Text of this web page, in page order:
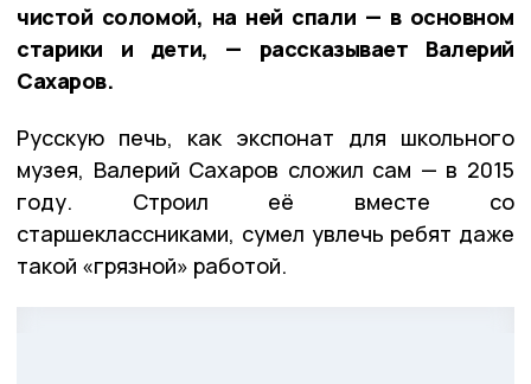
чистой соломой, на ней спали — в основном
старики и дети, — рассказывает Валерий
Сахаров.
Русскую печь, как экспонат для школьного
музея, Валерий Сахаров сложил сам — в 2015
году. Строил её вместе со
старшеклассниками, сумел увлечь ребят даже
такой «грязной» работой.